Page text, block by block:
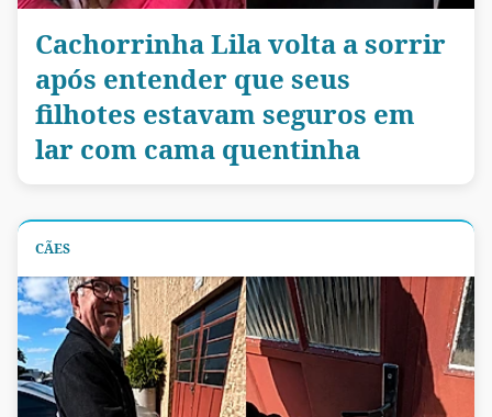
Cachorrinha Lila volta a sorrir
após entender que seus
filhotes estavam seguros em
lar com cama quentinha
CÃES